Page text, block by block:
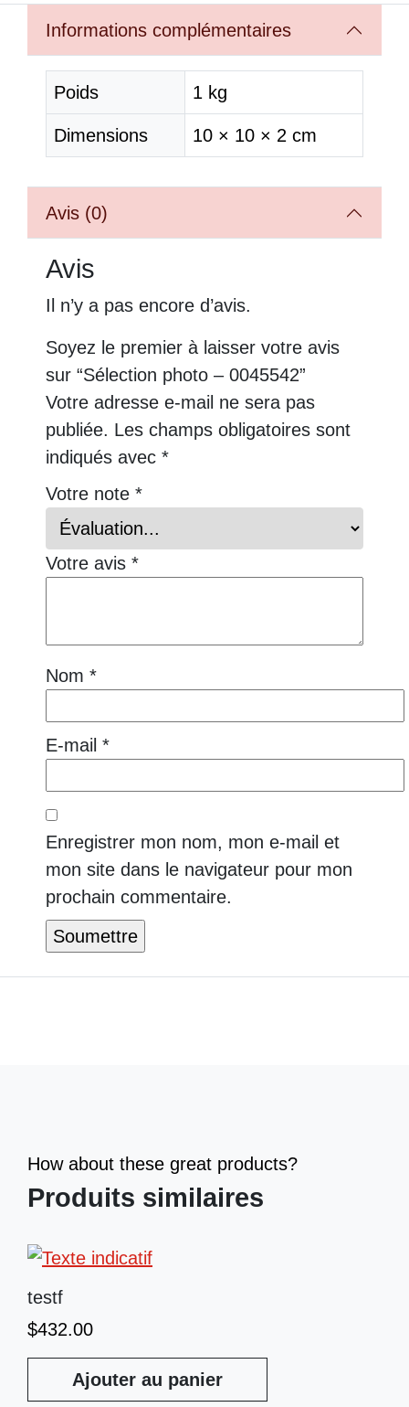
Informations complémentaires
Poids 1 kg
Dimensions 10 × 10 × 2 cm
Avis (0)
Avis
Il n’y a pas encore d’avis.
Soyez le premier à laisser votre avis
sur “Sélection photo – 0045542”
Votre adresse e-mail ne sera pas
publiée. Les champs obligatoires sont
indiqués avec *
Votre note *
Votre avis *
Nom *
E-mail *
Enregistrer mon nom, mon e-mail et
mon site dans le navigateur pour mon
prochain commentaire.
How about these great products?
Produits similaires
testf
$432.00
Ajouter au panier